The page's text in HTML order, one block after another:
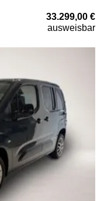
33.299,00 €
ausweisbar